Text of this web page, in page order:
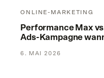
ONLINE-MARKETING
Performance Max
Ads-Kampagne
6. MAI 2026